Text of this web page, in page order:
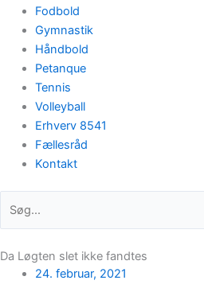
Fodbold
Gymnastik
Håndbold
Petanque
Tennis
Volleyball
Erhverv 8541
Fællesråd
Kontakt
Da Løgten slet ikke fandtes
24. februar, 2021